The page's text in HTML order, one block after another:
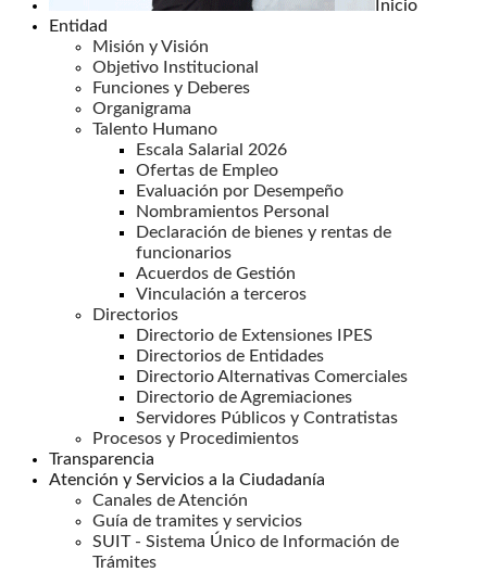
Inicio
Entidad
Misión y Visión
Objetivo Institucional
Funciones y Deberes
Organigrama
Talento Humano
Escala Salarial 2026
Ofertas de Empleo
Evaluación por Desempeño
Nombramientos Personal
Declaración de bienes y rentas de
funcionarios
Acuerdos de Gestión
Vinculación a terceros
Directorios
Directorio de Extensiones IPES
Directorios de Entidades
Directorio Alternativas Comerciales
Directorio de Agremiaciones
Servidores Públicos y Contratistas
Procesos y Procedimientos
Transparencia
Atención y Servicios a la Ciudadanía
Canales de Atención
Guía de tramites y servicios
SUIT - Sistema Único de Información de
Trámites